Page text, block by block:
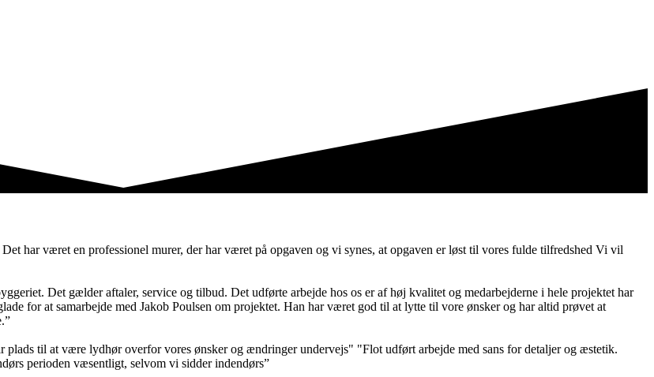
har været en professionel murer, der har været på opgaven og vi synes, at opgaven er løst til vores fulde tilfredshed Vi vil
Det gælder aftaler, service og tilbud. Det udførte arbejde hos os er af høj kvalitet og medarbejderne i hele projektet har
for at samarbejde med Jakob Poulsen om projektet. Han har været god til at lytte til vore ønsker og har altid prøvet at
til at være lydhør overfor vores ønsker og ændringer undervejs" "Flot udført arbejde med sans for detaljer og æstetik.
perioden væsentligt, selvom vi sidder indendørs”